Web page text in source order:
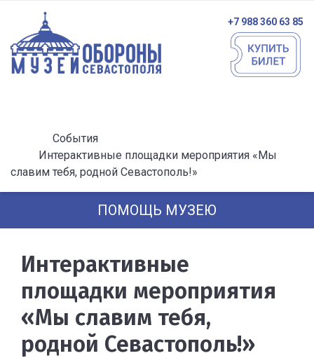
+7 988 360 63 85
События
Интерактивные площадки мероприятия «Мы
славим тебя, родной Севастополь!»
ПОМОЩЬ МУЗЕЮ
Интерактивные
площадки мероприятия
«Мы славим тебя,
родной Севастополь!»